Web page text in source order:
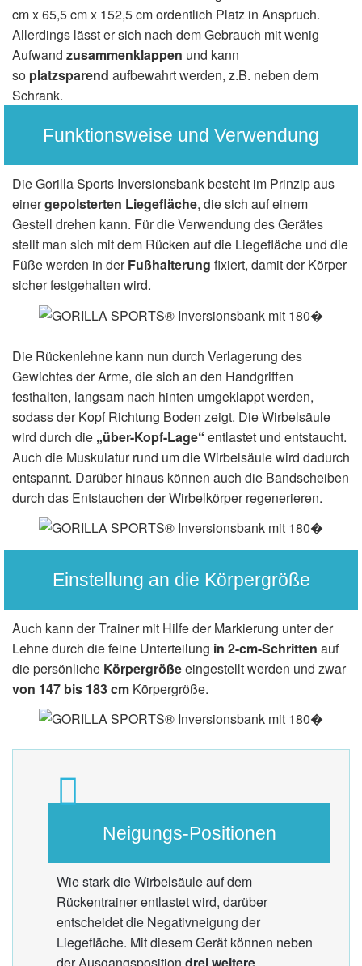
cm x 65,5 cm x 152,5 cm ordentlich Platz in Anspruch.
Allerdings lässt er sich nach dem Gebrauch mit wenig
Aufwand zusammenklappen und kann
so platzsparend aufbewahrt werden, z.B. neben dem
Schrank.
Funktionsweise und Verwendung
Die Gorilla Sports Inversionsbank besteht im Prinzip aus
einergepolsterten Liegefläche, die sich auf einem
Gestell drehen kann. Für die Verwendung des Gerätes
stellt man sich mit dem Rücken auf die Liegefläche und die
Füße werden in derFußhalterung fixiert, damit der Körper
sicher festgehalten wird.
Die Rückenlehne kann nun durch Verlagerung des
Gewichtes der Arme, die sich an den Handgriffen
festhalten, langsam nach hinten umgeklappt werden,
sodass der Kopf Richtung Boden zeigt. Die Wirbelsäule
wird durch die „über-Kopf-Lage“ entlastet und entstaucht.
Auch die Muskulatur rund um die Wirbelsäule wird dadurch
entspannt. Darüber hinaus können auch die Bandscheiben
durch das Entstauchen der Wirbelkörper regenerieren.
Einstellung an die Körpergröße
Auch kann der Trainer mit Hilfe der Markierung unter der
Lehne durch die feine Unterteilung in 2-cm-Schritten auf
die persönliche Körpergrößeeingestellt werden und zwar
von 147 bis 183 cm Körpergröße.
Neigungs-Positionen
Wie stark die Wirbelsäule auf dem
Rückentrainer entlastet wird, darüber
entscheidet die Negativneigung der
Liegefläche. Mit diesem Gerät können neben
der Ausgangsposition drei weitere